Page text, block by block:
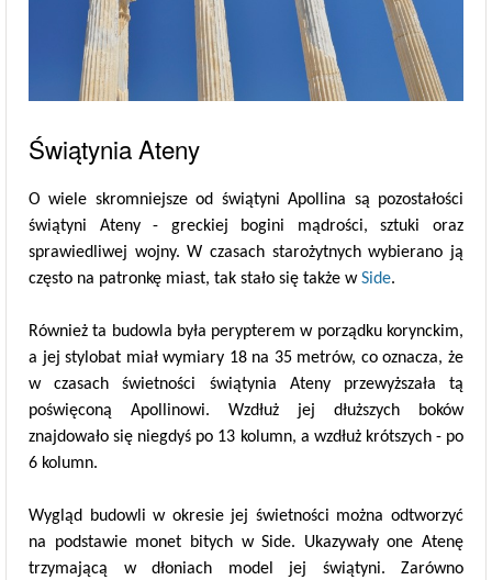
Świątynia Ateny
O wiele skromniejsze od świątyni Apollina są pozostałości
świątyni Ateny - greckiej bogini mądrości, sztuki oraz
sprawiedliwej wojny. W czasach starożytnych wybierano ją
często na patronkę miast, tak stało się także wSide.
Również ta budowla była perypterem w porządku korynckim,
a jej stylobat miał wymiary 18 na 35 metrów, co oznacza, że
w czasach świetności świątynia Ateny przewyższała tą
poświęconą Apollinowi. Wzdłuż jej dłuższych boków
znajdowało się niegdyś po 13 kolumn, a wzdłuż krótszych - po
6 kolumn.
Wygląd budowli w okresie jej świetności można odtworzyć
na podstawie monet bitych w Side. Ukazywały one Atenę
trzymającą w dłoniach model jej świątyni. Zarówno